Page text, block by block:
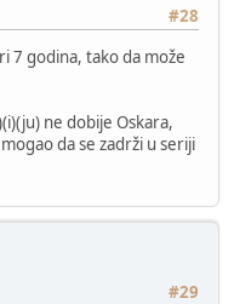
#28
7 godina, tako da može
ne dobije Oskara,
da se zadrži u seriji
#29